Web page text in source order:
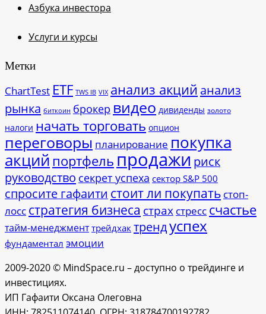
Азбука инвестора
Услуги и курсы
Метки
ChartTest ETF TWS IB VIX анализ акций анализ
рынка биткоин брокер видео дивиденды золото
налоги начать торговать опцион
переговоры планирование покупка
акций портфель продажи риск
руководство секрет успеха сектор S&P 500
спросите гафаити стоит ли покупать стоп-
лосс стратегия бизнеса страх стресс счастье
тайм-менеджмент трейдхак трендуспех
фундаментал эмоции
2009-2020 © MindSpace.ru – доступно о трейдинге и
инвестициях.
ИП Гафаити Оксана Олеговна